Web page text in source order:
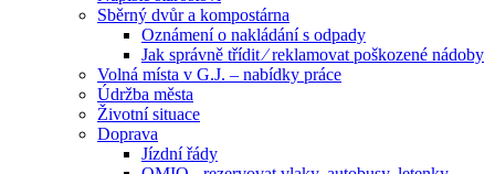
Sběrný dvůr a kompostárna
Oznámení o nakládání s odpady
Jak správně třídit ⁄ reklamovat poškozené nádoby
Volná místa v G.J. – nabídky práce
Údržba města
Životní situace
Doprava
Jízdní řády